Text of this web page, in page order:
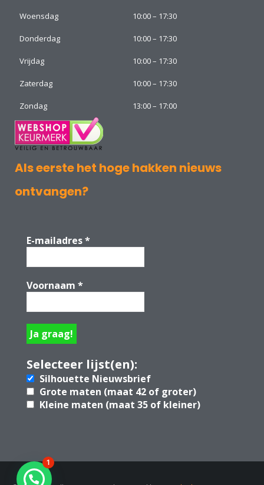
Woensdag 10:00 – 17:30
Donderdag 10:00 – 17:30
Vrijdag 10:00 – 17:30
Zaterdag 10:00 – 17:30
Zondag 13:00 – 17:00
Als eerste het hoge hakken nieuws
ontvangen?
E-mailadres*
Voornaam *
Selecteer lijst(en):
Silhouette Nieuwsbrief
Grote maten (maat 42 of groter)
Kleine maten (maat 35 of kleiner)
1